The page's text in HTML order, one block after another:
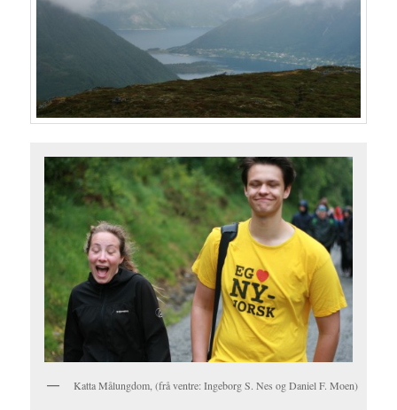
Katta Målungdom, (frå ventre: Ingeborg S. Nes og Daniel F. Moen)